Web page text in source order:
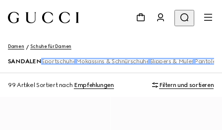
Damen Schuhe für Damen
SANDALEN SportschuheMokassins & Schnürschuhe Slippers & Mules
99 Artikel Sortiert nach Empfehlungen Filtern und sortieren